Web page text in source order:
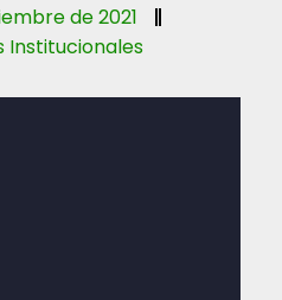
de 2021
Institucionales